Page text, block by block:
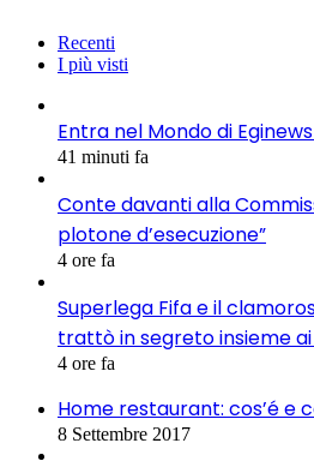
Recenti
I più visti
Entra nel Mondo di
41 minuti fa
Conte davanti alla
plotone d’esecuzione”
4 ore fa
Superlega Fifa e il
trattò in segreto insieme
4 ore fa
Home restaurant: cos’é e
8 Settembre 2017